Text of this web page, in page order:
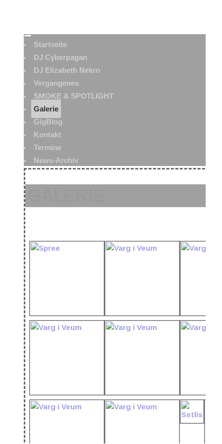
Startseite
DJ Cyberpagan
DJ Elizabeth Nekro
Vergangenes
SMOKE & SPOTLIGHT
Galerie
GigBlog
Kontakt
Termine
News-Archiv